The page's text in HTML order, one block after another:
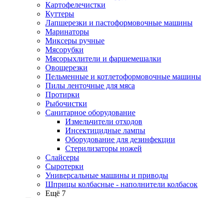
Картофелечистки
Куттеры
Лапшерезки и пастоформовочные машины
Маринаторы
Миксеры ручные
Мясорубки
Мясорыхлители и фаршемешалки
Овощерезки
Пельменные и котлетоформовочные машины
Пилы ленточные для мяса
Протирки
Рыбочистки
Санитарное оборудование
Измельчители отходов
Инсектицидные лампы
Оборудование для дезинфекции
Стерилизаторы ножей
Слайсеры
Сыротерки
Универсальные машины и приводы
Шприцы колбасные - наполнители колбасок
Ещё 7